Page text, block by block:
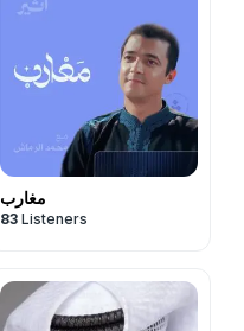
مغارب
83 Listeners